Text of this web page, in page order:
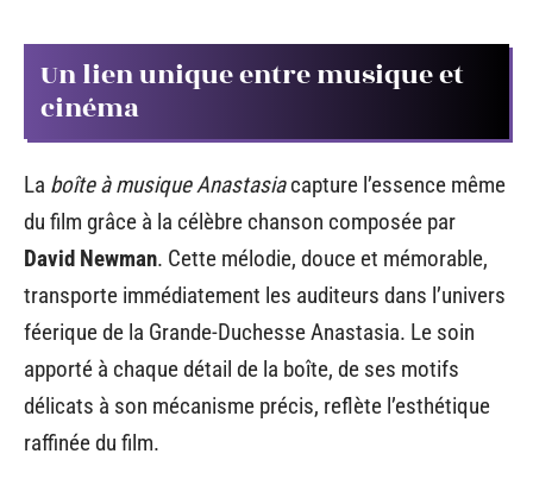
Un lien unique entre musique et
cinéma
La boîte à musique Anastasiacapture l’essence même
du film grâce à la célèbre chanson composée par
David Newman. Cette mélodie, douce et mémorable,
transporte immédiatement les auditeurs dans l’univers
féerique de la Grande-Duchesse Anastasia. Le soin
apporté à chaque détail de la boîte, de ses motifs
délicats à son mécanisme précis, reflète l’esthétique
raffinée du film.